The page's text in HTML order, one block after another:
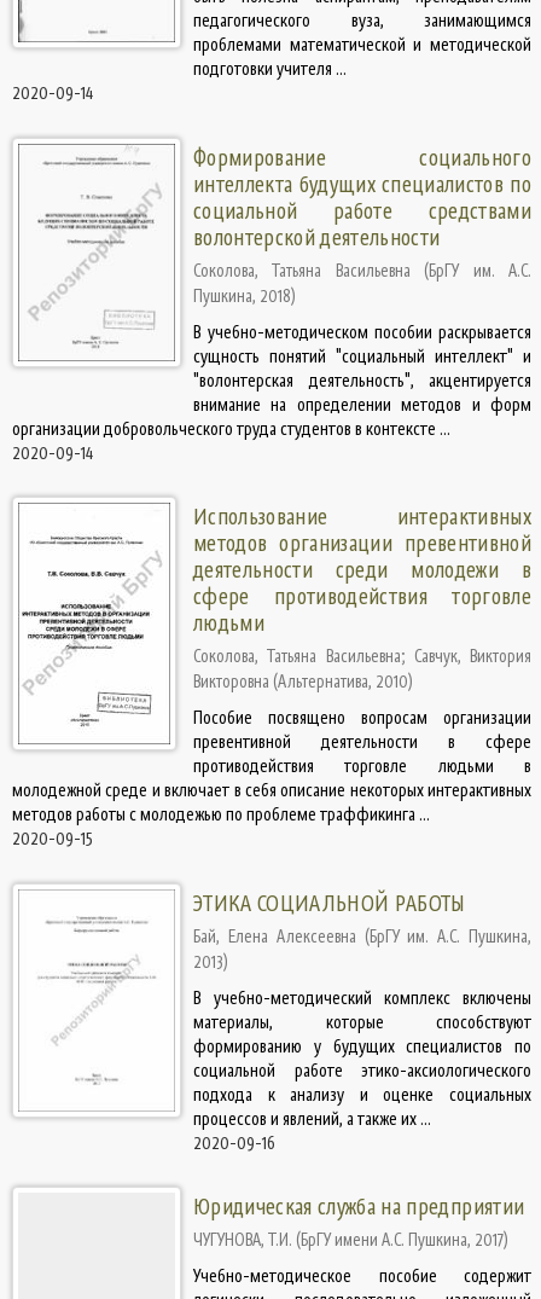
педагогического вуза, занимающимся
проблемами математической и методической
подготовки учителя ...
2020-09-14
Формирование социального
интеллекта будущих специалистов по
социальной работе средствами
волонтерской деятельности
Соколова, Татьяна Васильевна (БрГУ им. А.С.
Пушкина, 2018)
В учебно-методическом пособии раскрывается
сущность понятий "социальный интеллект" и
"волонтерская деятельность", акцентируется
внимание на определении методов и форм
организации добровольческого труда студентов в контексте ...
2020-09-14
Использование интерактивных
методов организации превентивной
деятельности среди молодежи в
сфере противодействия торговле
людьми
Соколова, Татьяна Васильевна; Савчук, Виктория
Викторовна (Альтернатива, 2010)
Пособие посвящено вопросам организации
превентивной деятельности в сфере
противодействия торговле людьми в
молодежной среде и включает в себя описание некоторых интерактивных
методов работы с молодежью по проблеме траффикинга ...
2020-09-15
ЭТИКА СОЦИАЛЬНОЙ РАБОТЫ
Бай, Елена Алексеевна (БрГУ им. А.С. Пушкина,
2013)
В учебно-методический комплекс включены
материалы, которые способствуют
формированию у будущих специалистов по
социальной работе этико-аксиологического
подхода к анализу и оценке социальных
процессов и явлений, а также их ...
2020-09-16
Юридическая служба на предприятии
ЧУГУНОВА, Т.И. (БрГУ имени А.С. Пушкина, 2017)
Учебно-методическое пособие содержит